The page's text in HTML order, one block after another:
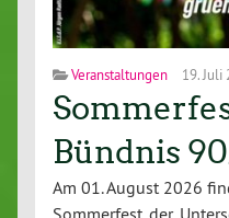
Veranstaltungen 19. Juli
Bündnis
Am 01. August 2026
Sommerfest der